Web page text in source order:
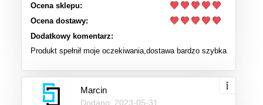
Ocena sklepu:
Ocena dostawy:
Dodatkowy komentarz:
Produkt spełnił moje oczekiwania,dostawa bardzo szybka
Marcin
Dodano: 2023-05-31